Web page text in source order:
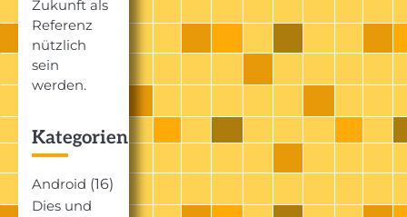
Zukunft als
Referenz
nützlich
sein
werden.
Kategorien
Android (16)
Dies und